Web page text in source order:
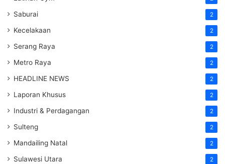
Saburai 2
Kecelakaan 2
Serang Raya 2
Metro Raya 2
HEADLINE NEWS 2
Laporan Khusus 2
Industri & Perdagangan 2
Sulteng 2
Mandailing Natal 2
Sulawesi Utara 2